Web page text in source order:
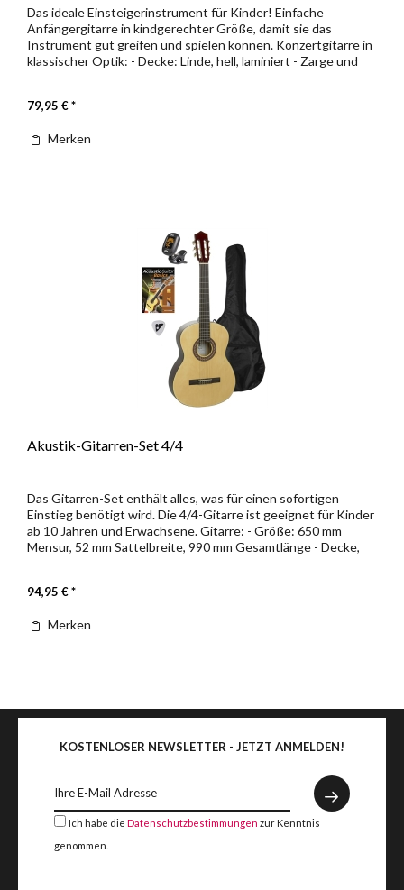
Das ideale Einsteigerinstrument für Kinder! Einfache
Anfängergitarre in kindgerechter Größe, damit sie das
Instrument gut greifen und spielen können. Konzertgitarre in
klassischer Optik: - Decke: Linde, hell, laminiert - Zarge und
79,95 € *
Merken
Akustik-Gitarren-Set 4/4
Das Gitarren-Set enthält alles, was für einen sofortigen
Einstieg benötigt wird. Die 4/4-Gitarre ist geeignet für Kinder
ab 10 Jahren und Erwachsene. Gitarre: - Größe: 650 mm
Mensur, 52 mm Sattelbreite, 990 mm Gesamtlänge - Decke,
94,95 € *
Merken
KOSTENLOSER NEWSLETTER - JETZT ANMELDEN!
Ich habe die Datenschutzbestimmungen zur Kenntnis
genommen.